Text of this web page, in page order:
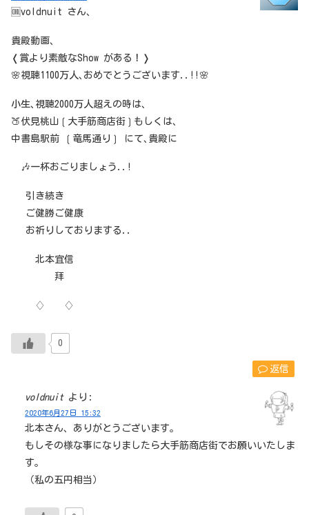
🆒voldnuit さん､
貴殿動画､
❬賞より素敵なShow がある！❭
🌸視聴1100万人､おめでとうございます..!!🌸
小生､視聴2000万人超えの時は､
🍑伏見桃山❲大手筋商店街❳もしくは､
中書島駅前 ❲竜馬通り❳ にて､貴殿に
🎶一杯おごりましょう..!
引き続き
ご健勝ご健康
お祈りしておりまする..
北本宜信
拜
♢ ♢
0
返信
voldnuit より:
2020年6月27日 15:32
北本さん、ありがとうございます。
もしその様な事になりましたら大手筋商店街でお願いいたしま
す。
（私の五円相当）